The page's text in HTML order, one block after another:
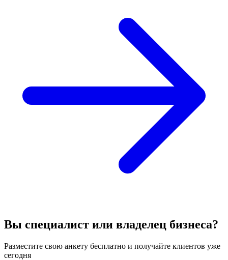
Вы специалист или владелец бизнеса?
Разместите свою анкету бесплатно и получайте клиентов уже
сегодня